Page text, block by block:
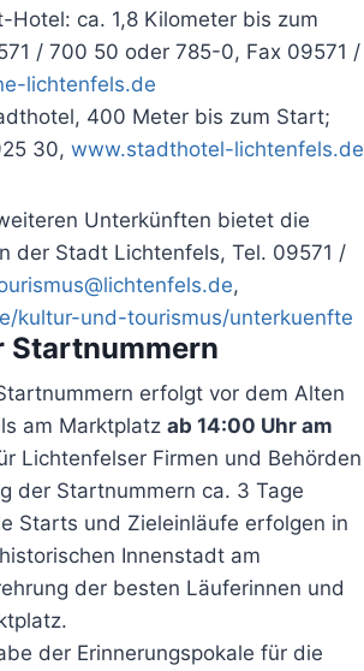
Hotel: ca. 1,8 Kilometer bis zum
/ 700 50 oder 785-0, Fax 09571 /
lichtenfels.de
400 Meter bis zum Start;
30, www.stadthotel-lichtenfels.de
Unterkünften bietet die
der Stadt Lichtenfels, Tel. 09571 /
,
kultur-und-tourismus/unterkuenfte
Startnummern
erfolgt vor dem Alten
am Marktplatz ab 14:00 Uhr am
Lichtenfelser Firmen und Behörden
der Startnummern ca. 3 Tage
Starts und Zieleinläufe erfolgen in
Innenstadt am
der besten Läuferinnen und
der Erinnerungspokale für die